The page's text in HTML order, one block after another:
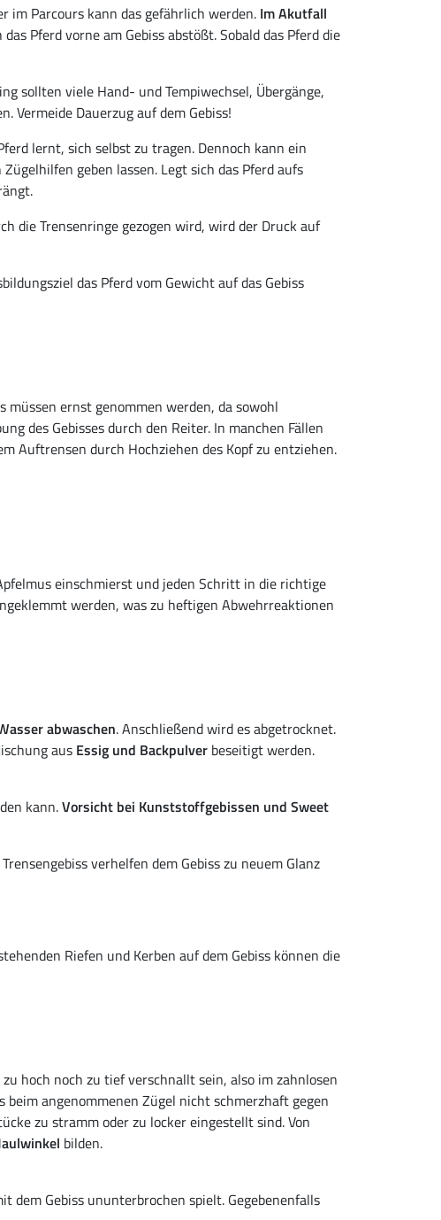
im Parcours kann das gefährlich werden. Im Akutfall
Pferd vorne am Gebiss abstößt. Sobald das Pferd die
sollten viele Hand- und Tempiwechsel, Übergänge,
Vermeide Dauerzug auf dem Gebiss!
lernt, sich selbst zu tragen. Dennoch kann ein
geben lassen. Legt sich das Pferd aufs
die Trensenringe gezogen wird, wird der Druck auf
das Pferd vom Gewicht auf das Gebiss
müssen ernst genommen werden, da sowohl
des Gebisses durch den Reiter. In manchen Fällen
Auftrensen durch Hochziehen des Kopf zu entziehen.
einschmierst und jeden Schritt in die richtige
werden, was zu heftigen Abwehrreaktionen
abwaschen. Anschließend wird es abgetrocknet.
aus Essig und Backpulver beseitigt werden.
kann.Vorsicht bei Kunststoffgebissen und Sweet
verhelfen dem Gebiss zu neuem Glanz
Riefen und Kerben auf dem Gebiss können die
hoch noch zu tief verschnallt sein, also im zahnlosen
beim angenommenen Zügel nicht schmerzhaft gegen
zu stramm oder zu locker eingestellt sind. Von
bilden.
dem Gebiss ununterbrochen spielt. Gegebenenfalls